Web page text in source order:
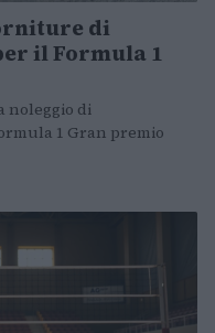
di
il Formula 1
noleggio di
1 Gran premio